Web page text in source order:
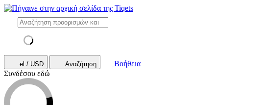
el / USD Αναζήτηση
Βοήθεια
Συνδέσου εδώ